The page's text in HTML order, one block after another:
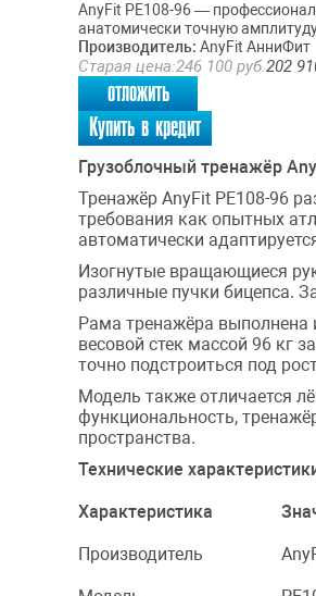
AnyFit PE108-96 —
анатомически точную
Производитель: AnyFit АнниФит
Старая цена:246 100 руб.202
отложить
Купить в кредит
Грузоблочный тренажёр
Тренажёр AnyFit PE108-96
требования как опытных
автоматически
Изогнутые вращающиеся
различные пучки бицепса.
Рама тренажёра выполнена
весовой стек массой 96 кг
точно подстроиться под
Модель также отличается
функциональность,
пространства.
Технические
Характеристика
Производитель